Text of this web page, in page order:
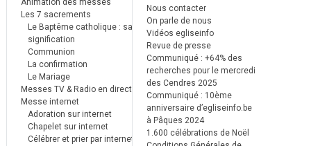
Animation des messes
Les 7 sacrements
Le Baptême catholique : sa
signification
Communion
La confirmation
Le Mariage
Messes TV & Radio en direct
Messe internet
Adoration sur internet
Chapelet sur internet
Célébrer et prier par internet
Nous contacter
On parle de nous
Vidéos egliseinfo
Revue de presse
Communiqué : +64% des
recherches pour le mercredi
des Cendres 2025
Communiqué : 10ème
anniversaire d’egliseinfo.be
à Pâques 2024
1.600 célébrations de Noël